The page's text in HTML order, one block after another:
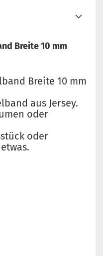
Breite 10 mm
Breite 10 mm
aus Jersey.
oder
oder